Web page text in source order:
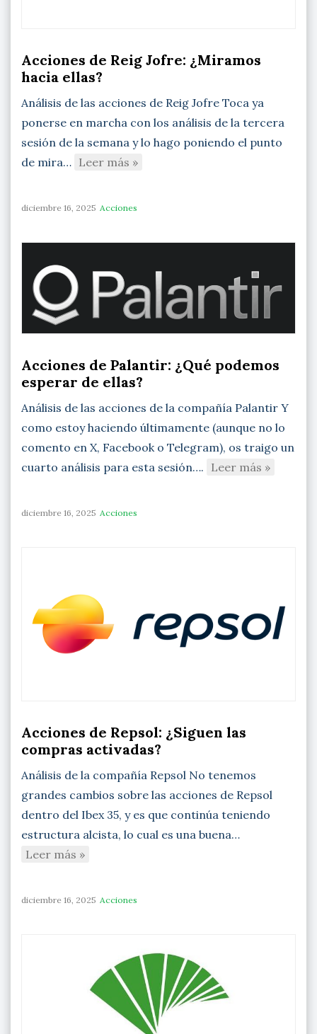
Acciones de Reig Jofre: ¿Miramos
hacia ellas?
Análisis de las acciones de Reig Jofre Toca ya
ponerse en marcha con los análisis de la tercera
sesión de la semana y lo hago poniendo el punto
de mira… Leer más »
diciembre 16, 2025 Acciones
Acciones de Palantir: ¿Qué podemos
esperar de ellas?
Análisis de las acciones de la compañía Palantir Y
como estoy haciendo últimamente (aunque no lo
comento en X, Facebook o Telegram), os traigo un
cuarto análisis para esta sesión…. Leer más »
diciembre 16, 2025 Acciones
Acciones de Repsol: ¿Siguen las
compras activadas?
Análisis de la compañía Repsol No tenemos
grandes cambios sobre las acciones de Repsol
dentro del Ibex 35, y es que continúa teniendo
estructura alcista, lo cual es una buena…
Leer más »
diciembre 16, 2025 Acciones